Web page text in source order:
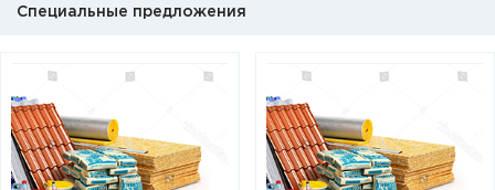
Специальные предложения